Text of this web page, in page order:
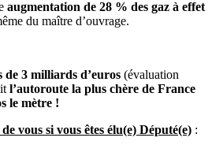
augmentation de 28 % des gaz à effet
du maître d’ouvrage.
de 3 milliards d’euros (évaluation
l’autoroute la plus chère de France
le mètre !
vous si vous êtes élu(e) Député(e) :